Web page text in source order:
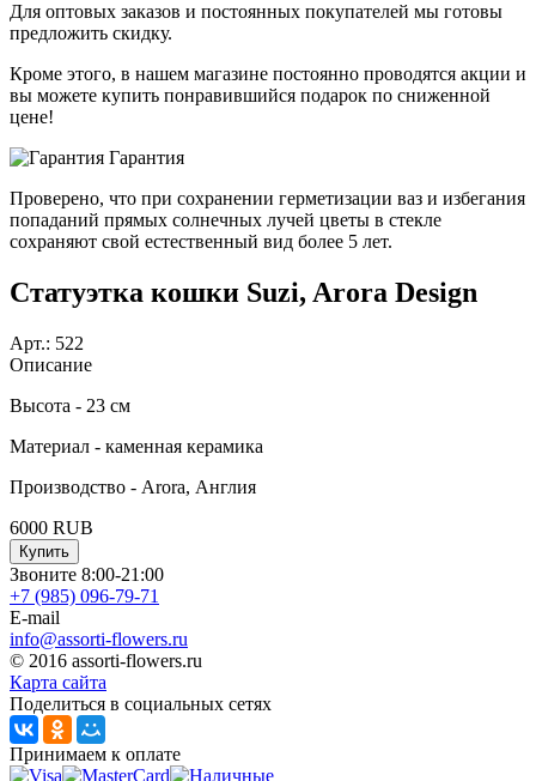
Для оптовых заказов и постоянных покупателей мы готовы
предложить скидку.
Кроме этого, в нашем магазине постоянно проводятся акции и
вы можете купить понравившийся подарок по сниженной
цене!
Гарантия
Проверено, что при сохранении герметизации ваз и избегания
попаданий прямых солнечных лучей цветы в стекле
сохраняют свой естественный вид более 5 лет.
Статуэтка кошки Suzi, Arora Design
Арт.: 522
Описание
Высота - 23 см
Материал - каменная керамика
Производство - Arora, Англия
6000 RUB
Купить
Звоните 8:00-21:00
+7 (985) 096-79-71
E-mail
info@assorti-flowers.ru
© 2016 assorti-flowers.ru
Карта сайта
Поделиться в социальных сетях
Принимаем к оплате